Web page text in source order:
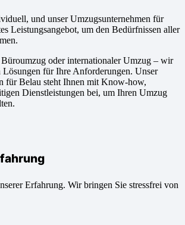
und unser Umzugsunternehmen für
Leistungsangebot, um den Bedürfnissen aller
oder internationaler Umzug – wir
Lösungen für Ihre Anforderungen. Unser
für Belau steht Ihnen mit Know-how,
Dienstleistungen bei, um Ihren Umzug
Erfahrung. Wir bringen Sie stressfrei von